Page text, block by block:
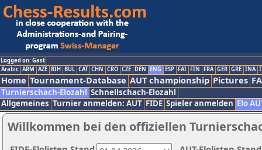
Logged on: Gast
Arabic ARM AZE BIH BUL CAT CHN CRO CZE DEN ENG ESP FAI FIN FRA GER GRE INA
Home Tournament-Database AUT championship Pictures
Turnierschach-Elozahl Schnellschach-Elozahl
Allgemeines Turnier anmelden: AUT FIDE Spieler anmelden Elo
Willkommen bei den offiziellen